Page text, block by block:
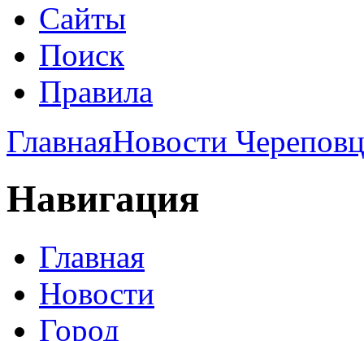
Сайты
Поиск
Правила
ГлавнаяНовости
Навигация
Главная
Новости
Город